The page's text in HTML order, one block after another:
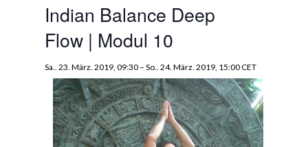
Indian Balance Deep
Flow | Modul 10
Sa.. 23. März. 2019, 09:30– So.. 24. März. 2019, 15:00CET